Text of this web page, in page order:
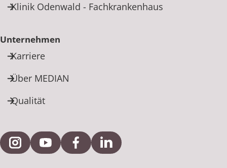
Klinik Odenwald - Fachkrankenhaus
Unternehmen
Karriere
Über MEDIAN
Qualität
Externe Verlinkung zu Instagram
Externe Verlinkung zu YouTube
Externe Verlinkung zu Facebook
Externe Verlinkung zu